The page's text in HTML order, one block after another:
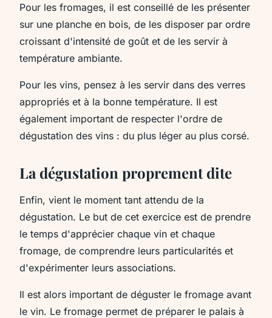
Pour les fromages, il est conseillé de les présenter
sur une planche en bois, de les disposer par ordre
croissant d'intensité de goût et de les servir à
température ambiante.
Pour les vins, pensez à les servir dans des verres
appropriés et à la bonne température. Il est
également important de respecter l'ordre de
dégustation des vins : du plus léger au plus corsé.
La dégustation proprement dite
Enfin, vient le moment tant attendu de la
dégustation. Le but de cet exercice est de prendre
le temps d'apprécier chaque vin et chaque
fromage, de comprendre leurs particularités et
d'expérimenter leurs associations.
Il est alors important de déguster le fromage avant
le vin. Le fromage permet de préparer le palais à